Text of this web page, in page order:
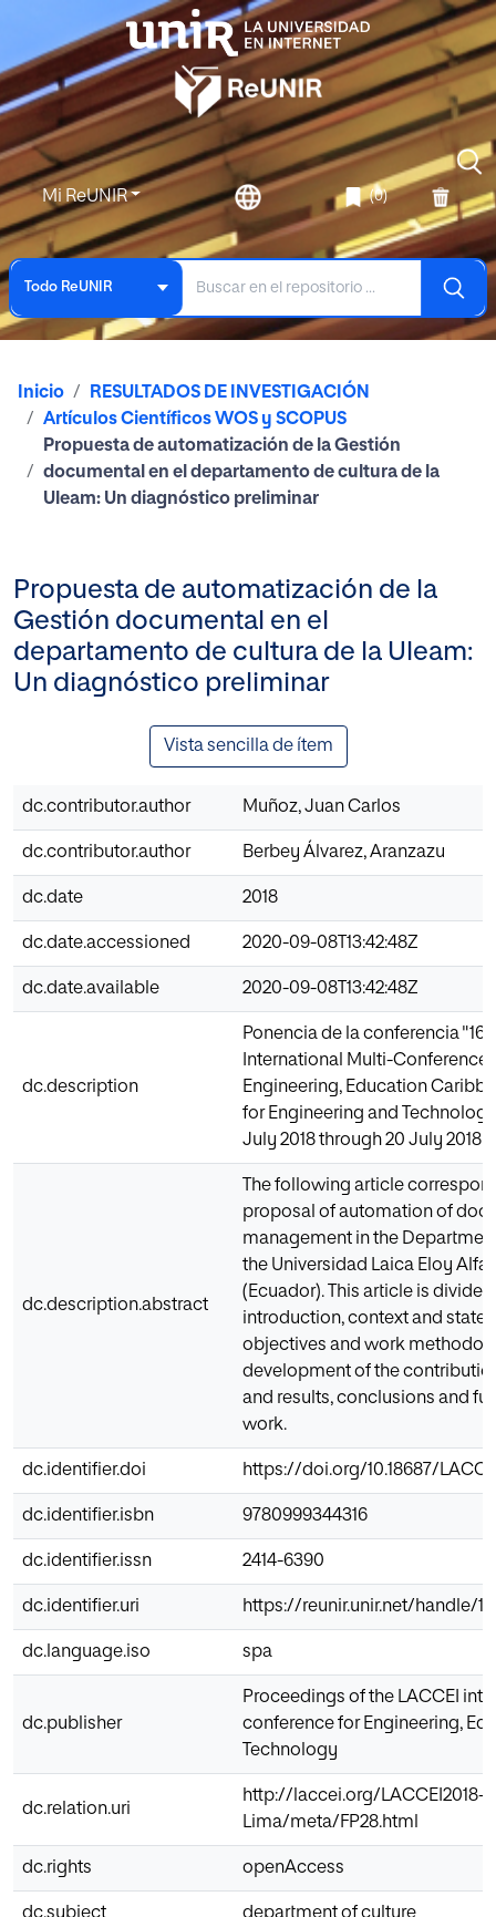
Mi ReUNIR (0)
Todo ReUNIR
Inicio
RESULTADOS DE INVESTIGACIÓN
Artículos Científicos WOS y SCOPUS
Propuesta de automatización de la Gestión
documental en el departamento de cultura de la
Uleam: Un diagnóstico preliminar
Propuesta de automatización de la
Gestión documental en el
departamento de cultura de la Uleam:
Un diagnóstico preliminar
Vista sencilla de ítem
dc.contributor.author Muñoz, Juan Carlos
dc.contributor.author Berbey Álvarez, Aranzazu
dc.date 2018
dc.date.accessioned 2020-09-08T13:42:48Z
dc.date.available 2020-09-08T13:42:48Z
dc.description
Ponencia de la conferencia
International Multi-Conference
Engineering, Education
for Engineering and
July 2018 through 20 July 2018"
dc.description.abstract
The following article
proposal of automation of
management in the
the Universidad Laica Eloy
(Ecuador). This article is
introduction, context and state
objectives and work
development of the
and results, conclusions and
work.
dc.identifier.doi https://doi.org/10.18687/
dc.identifier.isbn 9780999344316
dc.identifier.issn 2414-6390
dc.identifier.uri https://reunir.unir.net/handle/
dc.language.iso spa
dc.publisher
Proceedings of the LACCEI
conference for Engineering,
Technology
dc.relation.uri
http://laccei.org/LACCEI2018-
Lima/meta/FP28.html
dc.rights openAccess
dc.subject department of culture